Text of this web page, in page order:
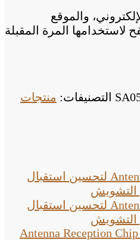
والموقع
لاستخدامها المرة المقبلة
التصنيفات: منتجات
Antenna Reception